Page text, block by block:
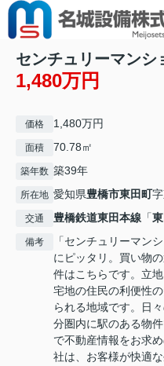
センチュリーマンシ
1,480万円
価格 1,480万円
面積 70.78㎡
築年数 築39年
所在地 愛知県豊橋市東田町
交通 豊橋鉄道東田本線 「
備考
「センチュリーマン
にピッタリ。買い物
件はこちらです。立
宅地の住民の利便性
られる地域です。日
分圏内に駅のある物
で不動産情報をお求
社は、お客様が快適